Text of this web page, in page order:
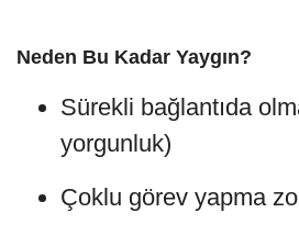
Neden Bu Kadar Yaygın?
Sürekli bağlantıda
yorgunluk)
Çoklu görev yapma